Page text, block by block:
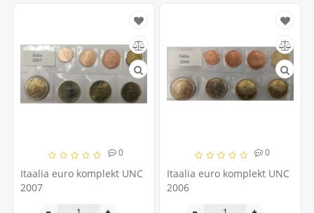
0
Itaalia euro komplekt UNC
2007
0
Itaalia euro komplekt UNC
2006